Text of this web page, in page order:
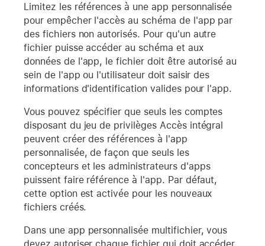
Limitez les références à une app personnalisée
pour empêcher l'accès au schéma de l'app par
des fichiers non autorisés. Pour qu'un autre
fichier puisse accéder au schéma et aux
données de l'app, le fichier doit être autorisé au
sein de l'app ou l'utilisateur doit saisir des
informations d'identification valides pour l'app.
Vous pouvez spécifier que seuls les comptes
disposant du jeu de privilèges Accès intégral
peuvent créer des références à l'app
personnalisée, de façon que seuls les
concepteurs et les administrateurs d'apps
puissent faire référence à l'app. Par défaut,
cette option est activée pour les nouveaux
fichiers créés.
Dans une app personnalisée multifichier, vous